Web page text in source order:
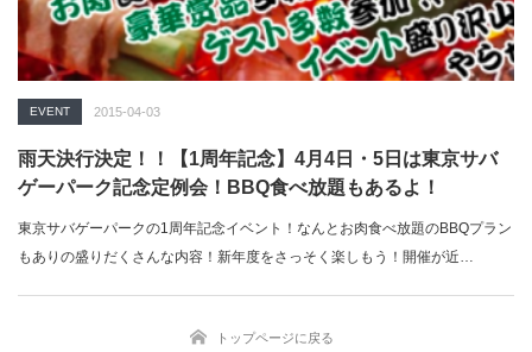
EVENT 2015-04-03
雨天決行決定！！【1周年記念】4月4日・5日は東京サバ
ゲーパーク記念定例会！BBQ食べ放題もあるよ！
東京サバゲーパークの1周年記念イベント！なんとお肉食べ放題のBBQプラン
もありの盛りだくさんな内容！新年度をさっそく楽しもう！開催が近…
トップページに戻る